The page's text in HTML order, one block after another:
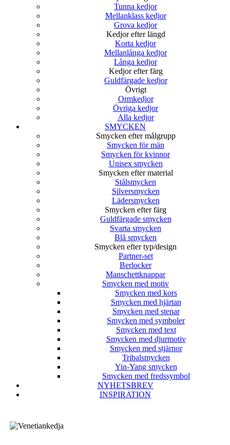
Tunna kedjor
Mellanklass kedjor
Grova kedjor
Kedjor efter längd
Korta kedjor
Mellanlånga kedjor
Långa kedjor
Kedjor efter färg
Guldfärgade kedjor
Övrigt
Ormkedjor
Övriga kedjor
Alla kedjor
SMYCKEN
Smycken efter målgrupp
Smycken för män
Smycken för kvinnor
Unisex smycken
Smycken efter material
Stålsmycken
Silversmycken
Lädersmycken
Smycken efter färg
Guldfärgade smycken
Svarta smycken
Blå smycken
Smycken efter typ/design
Partner-set
Berlocker
Manschettknappar
Smycken med motiv
Smycken med kors
Smycken med hjärtan
Smycken med stenar
Smycken med symboler
Smycken med text
Smycken med djurmotiv
Smycken med stjärnor
Tribalsmycken
Yin-Yang smycken
Smycken med fredssymbol
NYHETSBREV
INSPIRATION